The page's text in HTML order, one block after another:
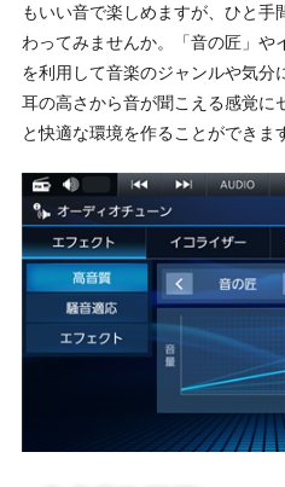
もいい音で楽しめますが、ひと
わってみませんか。「音の匠」や
を利用して音楽のジャンルや気分
耳の高さから音が聞こえる感覚に
と快適な環境を作ることができま